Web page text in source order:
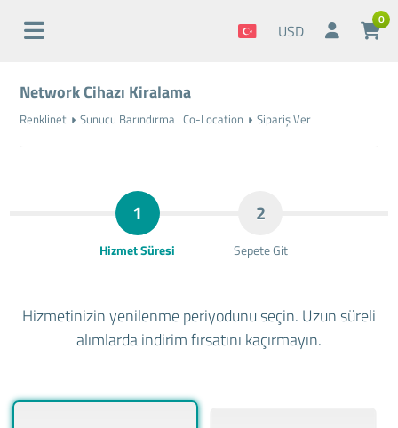
USD
0
Network Cihazı Kiralama
Renklinet Sunucu Barındırma | Co-Location Sipariş Ver
1
Hizmet Süresi
2
Sepete Git
Hizmetinizin yenilenme periyodunu seçin. Uzun süreli
alımlarda indirim fırsatını kaçırmayın.